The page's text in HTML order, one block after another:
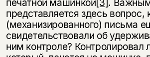
представляется здесь вопрос,
(механизированного) письма
свидетельствовали об
ним контроле? Контролировал